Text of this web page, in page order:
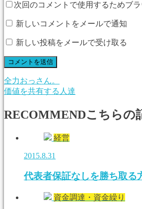
次回のコメントで使用するためブ
新しいコメントをメールで通知
新しい投稿をメールで受け取る
全力おっさん。
価値を共有する人達
RECOMMENDこちらの
経営
2015.8.31
代表者保証なしを勝ち取る
資金調達・資金繰り